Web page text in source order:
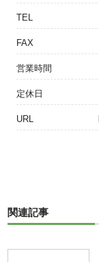
TEL
FAX
営業時間
定休日
URL
関連記事